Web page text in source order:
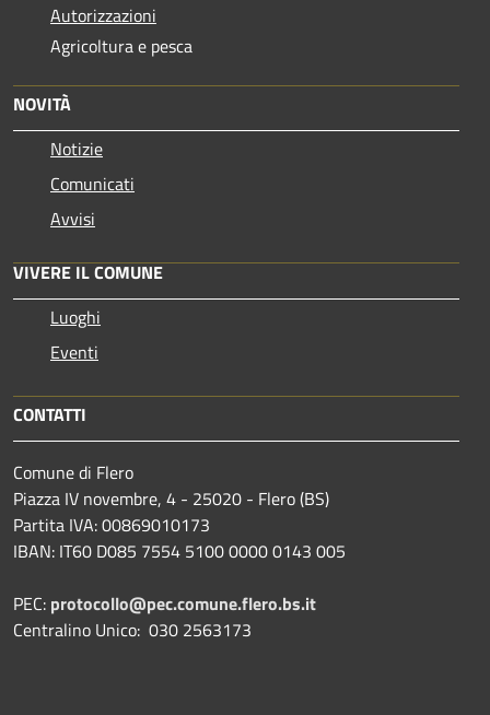
Autorizzazioni
Agricoltura e pesca
NOVITÀ
Notizie
Comunicati
Avvisi
VIVERE IL COMUNE
Luoghi
Eventi
CONTATTI
Comune di Flero
Piazza IV novembre, 4 - 25020 - Flero (BS)
Partita IVA: 00869010173
IBAN: IT60 D085 7554 5100 0000 0143 005
PEC: protocollo@pec.comune.flero.bs.it
Centralino Unico: 030 2563173